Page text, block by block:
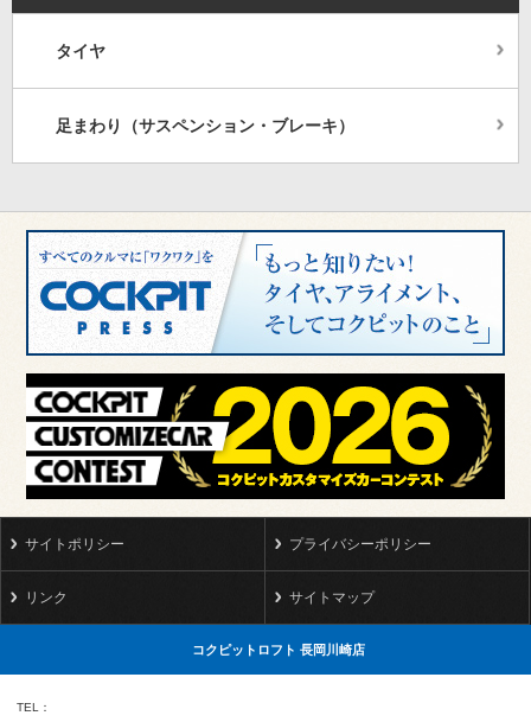
タイヤ
足まわり（サスペンション・ブレーキ）
サイトポリシー プライバシーポリシー
リンク サイトマップ
コクピットロフト 長岡川崎店
TEL